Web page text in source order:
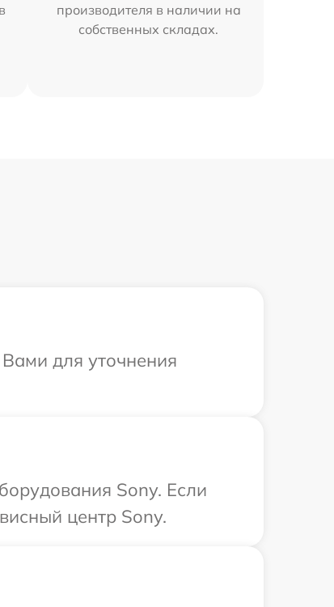
производителя в наличии на
собственных складах.
для уточнения
Sony. Если
центр Sony.